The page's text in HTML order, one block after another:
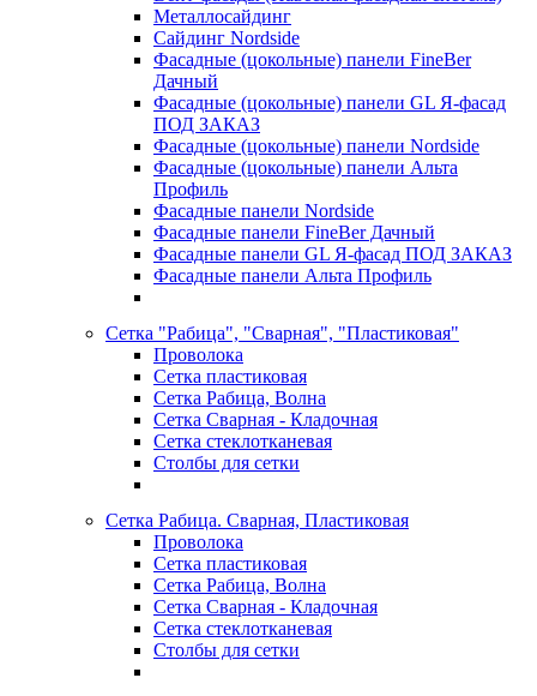
Металлосайдинг
Сайдинг Nordside
Фасадные (цокольные) панели FineBer
Дачный
Фасадные (цокольные) панели GL Я-фасад
ПОД ЗАКАЗ
Фасадные (цокольные) панели Nordside
Фасадные (цокольные) панели Альта
Профиль
Фасадные панели Nordside
Фасадные панели FineBer Дачный
Фасадные панели GL Я-фасад ПОД ЗАКАЗ
Фасадные панели Альта Профиль
Сетка "Рабица", "Сварная", "Пластиковая"
Проволока
Сетка пластиковая
Сетка Рабица, Волна
Сетка Сварная - Кладочная
Сетка стеклотканевая
Столбы для сетки
Сетка Рабица. Сварная, Пластиковая
Проволока
Сетка пластиковая
Сетка Рабица, Волна
Сетка Сварная - Кладочная
Сетка стеклотканевая
Столбы для сетки